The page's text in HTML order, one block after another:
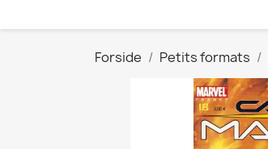
Forside Petits formats